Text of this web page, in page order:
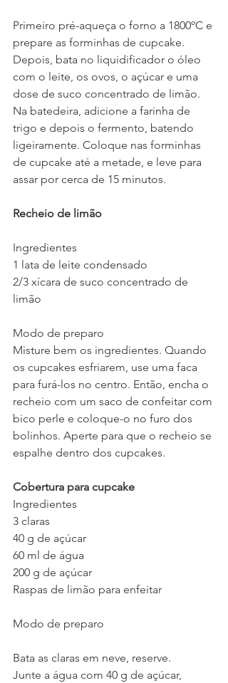
Primeiro pré-aqueça o forno a 1800ºC e
prepare as forminhas de cupcake.
Depois, bata no liquidificador o óleo
com o leite, os ovos, o açúcar e uma
dose de suco concentrado de limão.
Na batedeira, adicione a farinha de
trigo e depois o fermento, batendo
ligeiramente. Coloque nas forminhas
de cupcake até a metade, e leve para
assar por cerca de 15 minutos.
Recheio de limão
Ingredientes
1 lata de leite condensado
2/3 xícara de suco concentrado de
limão
Modo de preparo
Misture bem os ingredientes. Quando
os cupcakes esfriarem, use uma faca
para furá-los no centro. Então, encha o
recheio com um saco de confeitar com
bico perle e coloque-o no furo dos
bolinhos. Aperte para que o recheio se
espalhe dentro dos cupcakes.
Cobertura para cupcake
Ingredientes
3 claras
40 g de açúcar
60 ml de água
200 g de açúcar
Raspas de limão para enfeitar
Modo de preparo
Bata as claras em neve, reserve.
Junte a água com 40 g de açúcar,